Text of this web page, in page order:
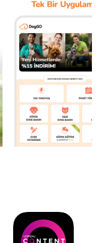
güvenli DogGO
köpeğine özel
Walker, dostuna
olacak şekilde
dakika seçenekleriyle
saklanır,
ulaşmaz. Yürüyüş
Yürüyüş ve bakım
eşleştirilip, hizmet
onaylandığında
bedeli tazmin
hizmetinde; -
inceleyebilirsin. -
sistem üzerinden
raporunu görebilir;
raporunu
favorilere